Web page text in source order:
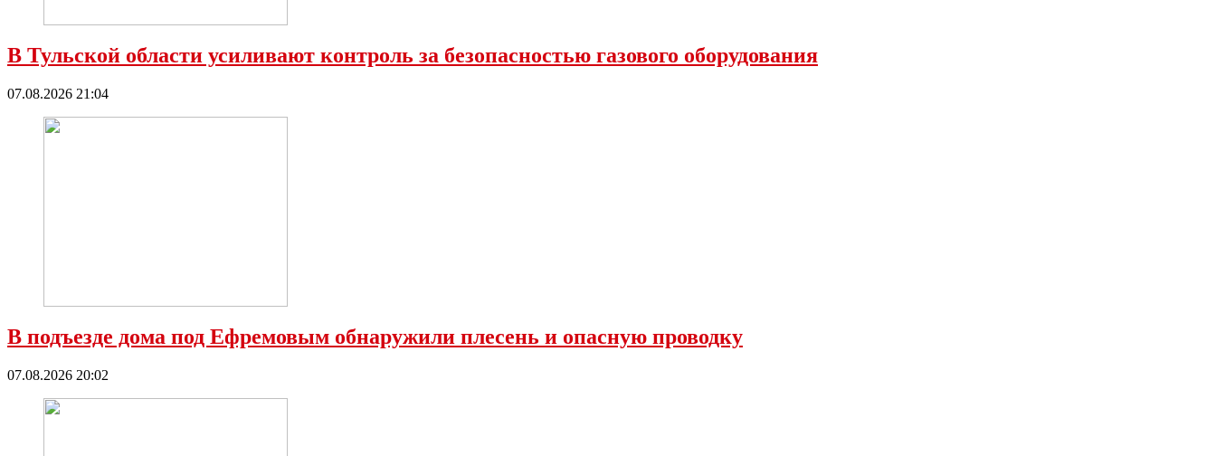
В Тульской области усиливают контроль за безопасностью газового оборудования
07.08.2026 21:04
В подъезде дома под Ефремовым обнаружили плесень и опасную проводку
07.08.2026 20:02